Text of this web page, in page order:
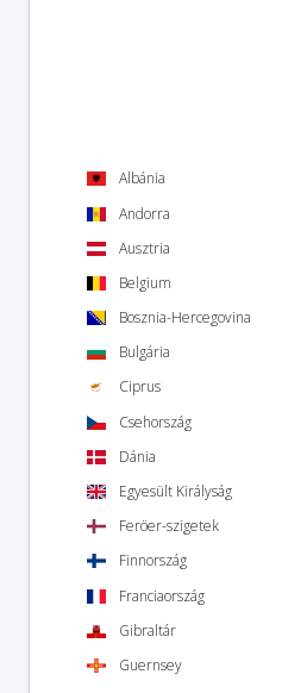
Albánia
Andorra
Ausztria
Belgium
Bosznia-Hercegovina
Bulgária
Ciprus
Csehország
Dánia
Egyesült Királyság
Feröer-szigetek
Finnország
Franciaország
Gibraltár
Guernsey